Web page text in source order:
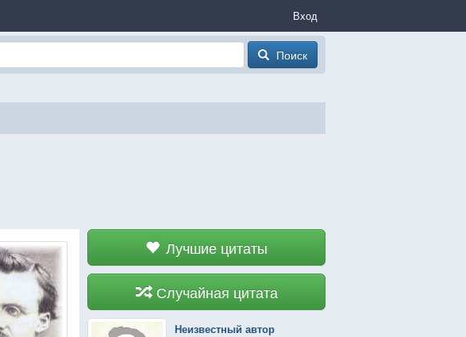
Вход
Поиск
Лучшие цитаты
Случайная цитата
Неизвестный автор